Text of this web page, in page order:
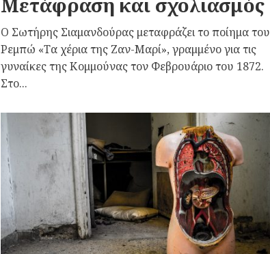
Ο Σωτήρης Σιαμανδούρας μεταφράζει το ποίημα του
Ρεμπώ «Τα χέρια της Ζαν-Μαρί», γραμμένο για τις
γυναίκες της Κομμούνας τον Φεβρουάριο του 1872.
Στο...